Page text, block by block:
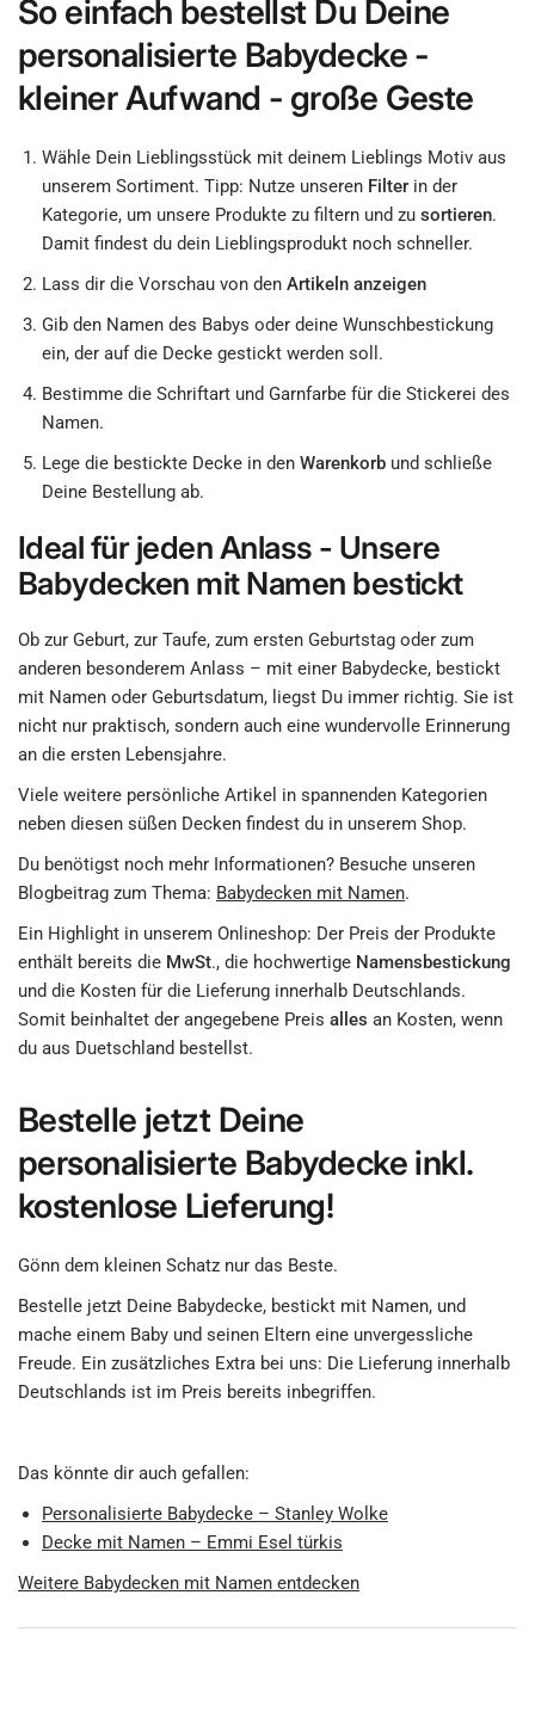
So einfach bestellst Du Deine
personalisierte Babydecke -
kleiner Aufwand - große Geste
Wähle Dein Lieblingsstück mit deinem Lieblings Motiv aus
unserem Sortiment. Tipp: Nutze unseren Filter in der
Kategorie, um unsere Produkte zu filtern und zusortieren.
Damit findest du dein Lieblingsprodukt noch schneller.
Lass dir die Vorschau von denArtikeln anzeigen
Gib den Namen des Babys oder deine Wunschbestickung
ein, der auf die Decke gestickt werden soll.
Bestimme die Schriftart und Garnfarbe für die Stickerei des
Namen.
Lege die bestickte Decke in denWarenkorb und schließe
Deine Bestellung ab.
Ideal für jeden Anlass - Unsere
Babydecken mit Namen bestickt
Ob zur Geburt, zur Taufe, zum ersten Geburtstag oder zum
anderen besonderem Anlass – mit einer Babydecke, bestickt
mit Namen oder Geburtsdatum, liegst Du immer richtig. Sie ist
nicht nur praktisch, sondern auch eine wundervolle Erinnerung
an die ersten Lebensjahre.
Viele weitere persönliche Artikel in spannenden Kategorien
neben diesen süßen Decken findest du in unserem Shop.
Du benötigst noch mehr Informationen? Besuche unseren
Blogbeitrag zum Thema: Babydecken mit Namen.
Ein Highlight in unserem Onlineshop: Der Preis der Produkte
enthält bereits die MwSt., die hochwertige Namensbestickung
und die Kosten für die Lieferung innerhalb Deutschlands.
Somit beinhaltet der angegebene Preisalles an Kosten, wenn
du aus Duetschland bestellst.
Bestelle jetzt Deine
personalisierte Babydecke inkl.
kostenlose Lieferung!
Gönn dem kleinen Schatz nur das Beste.
Bestelle jetzt Deine Babydecke, bestickt mit Namen, und
mache einem Baby und seinen Eltern eine unvergessliche
Freude. Ein zusätzliches Extra bei uns: Die Lieferung innerhalb
Deutschlands ist im Preis bereits inbegriffen.
Das könnte dir auch gefallen:
Personalisierte Babydecke – Stanley Wolke
Decke mit Namen – Emmi Esel türkis
Weitere Babydecken mit Namen entdecken